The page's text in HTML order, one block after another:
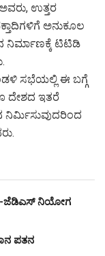
ಉತ್ತರ
ಅನುಕೂಲ
ನಿರ್ಮಾಣಕ್ಕೆ ಟಿಟಿಡಿ
ಸಭೆಯಲ್ಲಿ ಈ ಬಗ್ಗೆ
ದೇಶದ ಇತರೆ
ನಿರ್ಮಿಸುವುದರಿಂದ
ಜೆಡಿಎಸ್ ನಿಯೋಗ
ಪತನ